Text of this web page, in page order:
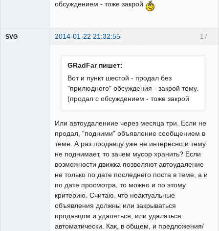
обсуждением - тоже закрой
17
SVG 2014-01-22 21:32:55
GRadFar пишет:
Вот и пункт шестой - продал без
"прилюдного" обсуждения - закрой тему.
(продал с обсуждением - тоже закрой
Или автоудалениие через месяца три. Если не
продал, "подними" объявление сообщением в
теме. А раз продавцу уже не интересно,и тему
не поднимает, то зачем мусор хранить? Если
возможности движка позволяют автоудаление
не только по дате последнего поста в теме, а и
по дате просмотра, то можно и по этому
критерию. Считаю, что неактуальные
объявления должны или закрываться
продавцом и удаляться, или удаляться
автоматически. Как, в общем, и предложения/